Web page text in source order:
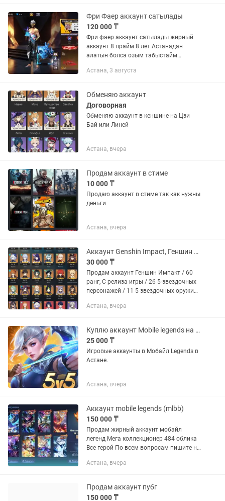
Фри Фаер аккаунт сатылады
120 000 ₸
Фри фаер аккаунт сатылады жирный
аккаунт 8 прайм 8 лет Астанадан
алатын болса озым табыстайм
Астана, 3 августа
Обменяю аккаунт
Договорная
Обменяю аккаунт в кеншине на Цзи
Бай или Линей
Астана, вчера
Продам аккаунт в стиме
10 000 ₸
Продаю аккаунт в стиме так как нужны
деньги
Астана, вчера
Аккаунт Genshin Impact, Геншин Импакт
30 000 ₸
Продам аккаунт Геншин Импакт / 60
ранг, С релиза игры / 26 5-звездочных
персонажей / 11 5-звездочных оружий,
интересовать
Астана, вчера
Куплю аккаунт Mobile legends на фанни
25 000 ₸
Игровые аккаунты в Мобайл Legends в
Астане.
Астана, вчера
Аккаунт mobile legends (mlbb)
150 000 ₸
Продам жирный аккаунт мобайл
легенд Мега коллекционер 484 облика
Все герой По всем вопросам пишите на
Астана, вчера
Продам аккаунт пубг
150 000 ₸